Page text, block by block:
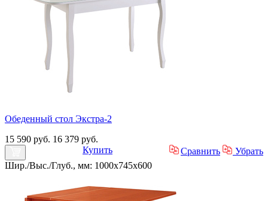
Обеденный стол Экстра-2
15 590 руб. 16 379 руб.
Купить
Сравнить
Убрать
Шир./Выс./Глуб., мм: 1000x745x600